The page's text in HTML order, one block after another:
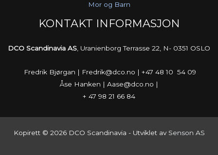
Mor og Barn
KONTAKT INFORMASJON
DCO Scandinavia AS, Uranienborg Terrasse 22, N- 0351 OSLO
Fredrik Bjørgan | Fredrik@dco.no | +47 48 10 54 09
Åse Hanken | Aase@dco.no |
+ 47 98 21 66 84
Kopirett © 2026 DCO Scandinavia - Utviklet av Senson AS